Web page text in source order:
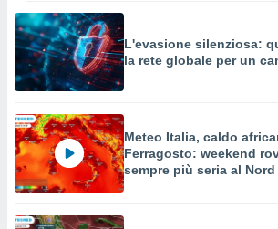
L'evasione silenziosa:
la rete globale per un
Meteo Italia, caldo
Ferragosto: weekend
sempre più seria al Nord